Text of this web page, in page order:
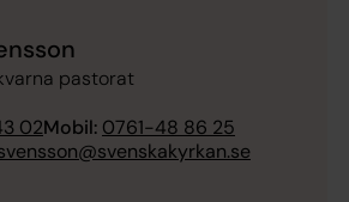
pastorat
02Mobil: 0761-48 86 25